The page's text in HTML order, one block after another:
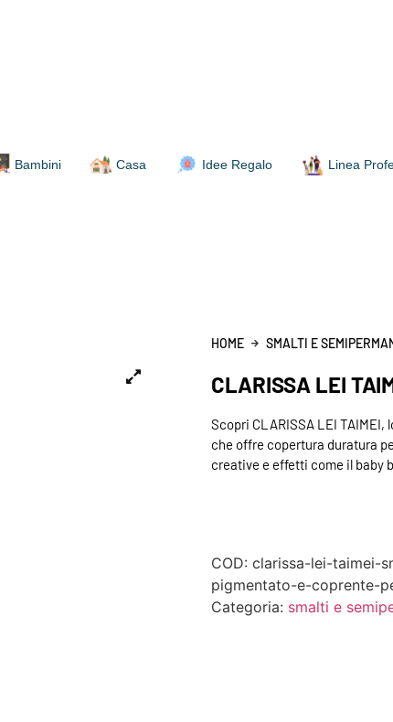
Bambini Casa Idee Regalo Linea
HOME SMALTI E
CLARISSA LEI
Scopri CLARISSA LEI
che offre copertura duratura
creative e effetti come il baby
COD: clarissa-lei-taimei-
pigmentato-e-coprente-
Categoria: smalti e